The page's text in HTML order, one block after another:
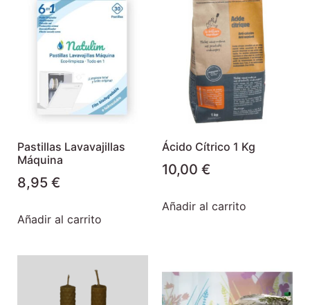
Pastillas Lavavajillas
Máquina
8,95 €
Añadir al carrito
Ácido Cítrico 1 Kg
10,00 €
Añadir al carrito